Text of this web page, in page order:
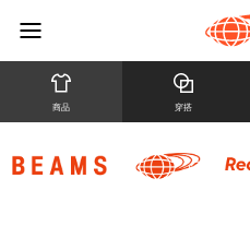
商品 穿搭